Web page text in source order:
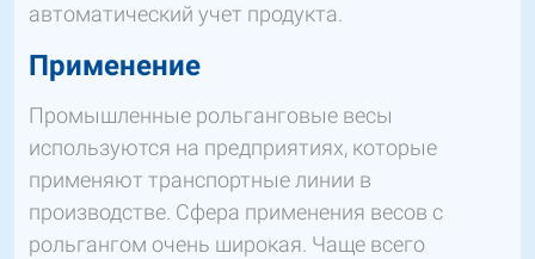
автоматический учет продукта.
Применение
Промышленные рольганговые весы
используются на предприятиях, которые
применяют транспортные линии в
производстве. Сфера применения весов с
рольгангом очень широкая. Чаще всего